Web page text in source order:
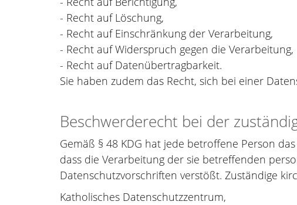
- Recht auf Löschung,
- Recht auf Einschränkung der Verarbeitung,
- Recht auf Widerspruch gegen die Verarbeitung,
- Recht auf Datenübertragbarkeit.
Sie haben zudem das Recht, sich bei einer
Beschwerderecht bei der
Gemäß § 48 KDG hat jede betroffene Person
dass die Verarbeitung der sie betreffenden
Datenschutzvorschriften verstößt. Zuständige
Katholisches Datenschutzzentrum,